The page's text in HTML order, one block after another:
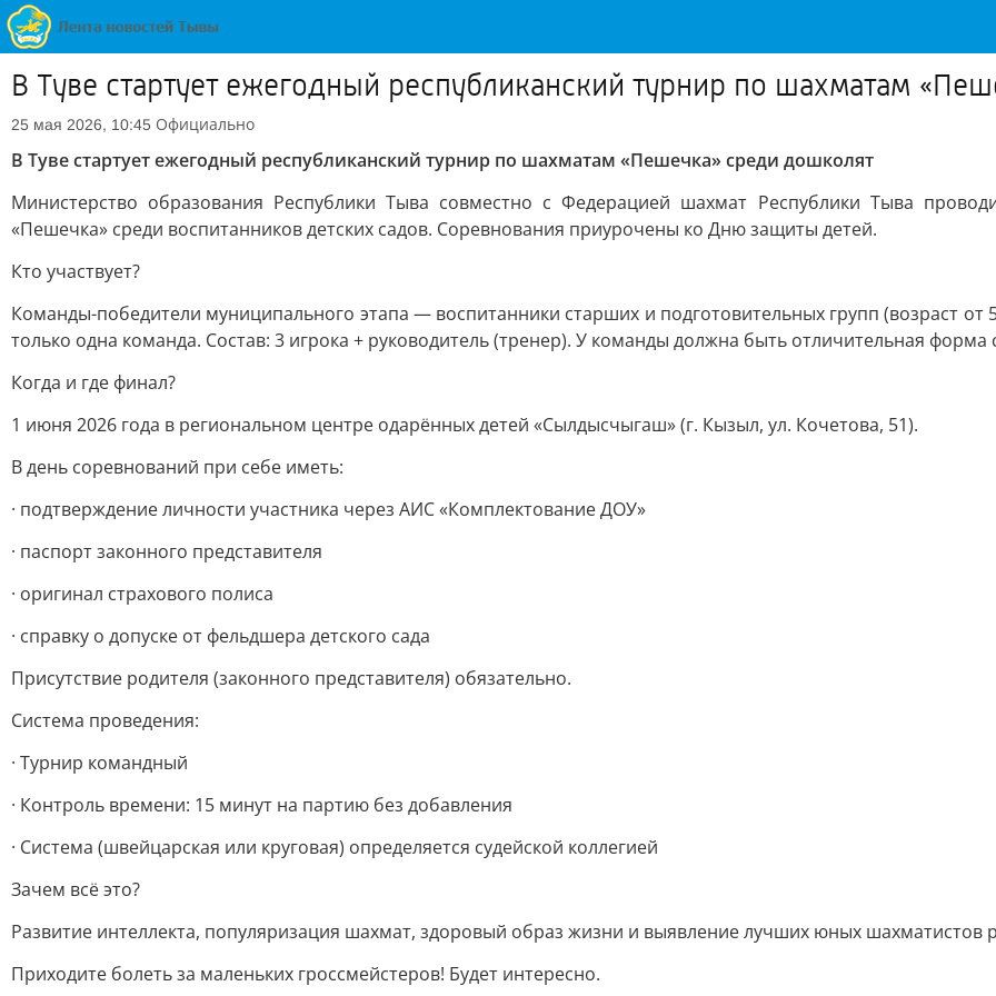
В Туве стартует ежегодный республиканский турнир по шахматам
25 мая 2026, 10:45 Официально
В Туве стартует ежегодный республиканский турнир по шахматам «Пешечка» среди дошколят
Министерство образования Республики Тыва совместно с Федерацией шахмат Республики Тыва
«Пешечка» среди воспитанников детских садов. Соревнования приурочены ко Дню защиты детей.
Кто участвует?
Команды-победители муниципального этапа — воспитанники старших и подготовительных групп (возраст
только одна команда. Состав: 3 игрока + руководитель (тренер). У команды должна быть отличительная форма
Когда и где финал?
1 июня 2026 года в региональном центре одарённых детей «Сылдысчыгаш» (г. Кызыл, ул. Кочетова, 51).
В день соревнований при себе иметь:
· подтверждение личности участника через АИС «Комплектование ДОУ»
· паспорт законного представителя
· оригинал страхового полиса
· справку о допуске от фельдшера детского сада
Присутствие родителя (законного представителя) обязательно.
Система проведения:
· Турнир командный
· Контроль времени: 15 минут на партию без добавления
· Система (швейцарская или круговая) определяется судейской коллегией
Зачем всё это?
Развитие интеллекта, популяризация шахмат, здоровый образ жизни и выявление лучших юных шахматистов
Приходите болеть за маленьких гроссмейстеров! Будет интересно.